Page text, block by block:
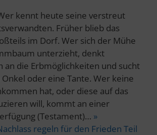
kennt heute seine verstreut
Früher blieb das
im Dorf. Wer sich der Mühe
unterzieht, denkt
an die Erbmöglichkeiten und sucht
oder eine Tante. Wer keine
hat, oder diese auf das
will, kommt an einer
(Testament)… »
regeln für den Frieden Teil